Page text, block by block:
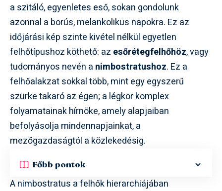
a szitáló, egyenletes eső, sokan gondolunk
azonnal a borús, melankolikus napokra. Ez az
időjárási kép szinte kivétel nélkül egyetlen
felhőtípushoz köthető: az esőrétegfelhőhöz, vagy
tudományos nevén a nimbostratushoz. Ez a
felhőalakzat sokkal több, mint egy egyszerű
szürke takaró az égen; a légkör komplex
folyamatainak hírnöke, amely alapjaiban
befolyásolja mindennapjainkat, a
mezőgazdaságtól a közlekedésig.
Főbb pontok
A nimbostratus a felhők hierarchiájában